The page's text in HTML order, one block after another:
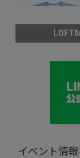
イベント情